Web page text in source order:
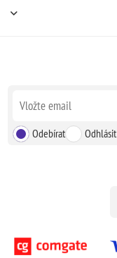
Odebírat Odhlásit